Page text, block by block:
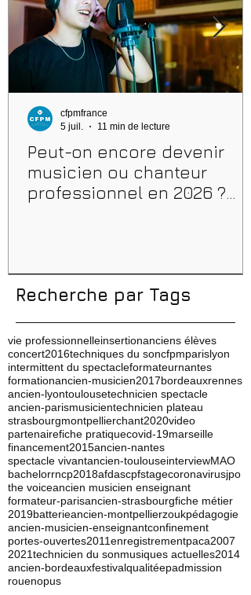
Peut-on encore devenir
musicien ou chanteur
professionnel en 2026 ?
cfpmfrance
5 juil.
11 min de lecture
Recherche par Tags
vie professionnelleinsertionanciens élèves
concert2016techniques du soncfpmparislyon
intermittent du spectacleformateurnantes
formationancien-musicien2017bordeauxrennes
ancien-lyontoulousetechnicien spectacle
ancien-parismusicientechnicien plateau
strasbourgmontpellierchant2020video
partenairefiche pratiquecovid-19marseille
financement2015ancien-nantes
spectacle vivantancien-toulouseinterviewMAO
bachelorrncp2018afdascpfstagecoronavirusjpo
the voiceancien musicien enseignant
formateur-parisancien-strasbourgfiche métier
2019batterieancien-montpellierzoukpédagogie
ancien-musicien-enseignantconfinement
portes-ouvertes2011enregistrementpaca2007
2021technicien du sonmusiques actuelles2014
ancien-bordeauxfestivalqualitéepadmission
rouenopus